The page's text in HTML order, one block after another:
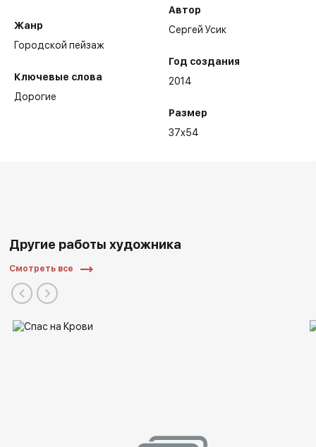
Жанр
Городской пейзаж
Ключевые слова
Дорогие
Автор
Сергей Усик
Год создания
2014
Размер
37x54
Другие работы художника
Смотреть все